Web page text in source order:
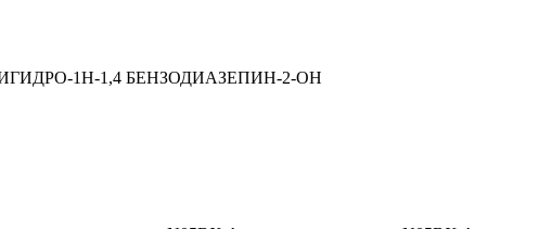
1Н-1,4 БЕНЗОДИАЗЕПИН-2-ОН